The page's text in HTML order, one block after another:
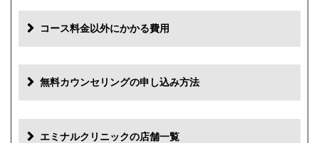
コース料金以外にかかる費用
初診料 0円
再診料 0円
無料カウンセリングの申し込み方法
エミナルクリニックの店舗一覧